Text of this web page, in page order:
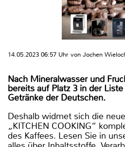
14.05.2023 06:57 Uhr von Jochen
Nach Mineralwasser und
bereits auf Platz 3 in der
Getränke der Deutschen.
Deshalb widmet sich die
„KITCHEN COOKING“
des Kaffees. Lesen Sie in